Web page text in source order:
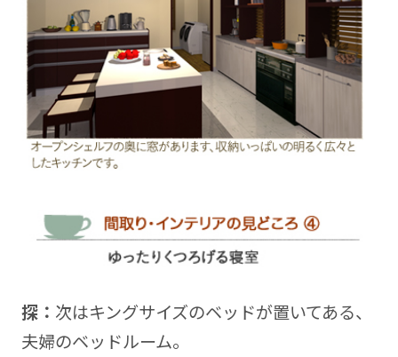
探： 次はキングサイズのベッドが置いてある、
夫婦のベッドルーム。